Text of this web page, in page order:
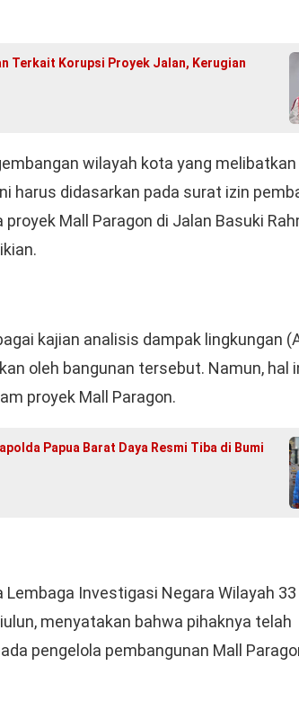
Terkait Korupsi Proyek Jalan, Kerugian
wilayah kota yang melibatkan
harus didasarkan pada surat izin
Mall Paragon di Jalan Basuki
kajian analisis dampak lingkungan
oleh bangunan tersebut. Namun, hal
proyek Mall Paragon.
Papua Barat Daya Resmi Tiba di Bumi
Lembaga Investigasi Negara Wilayah 33
menyatakan bahwa pihaknya telah
pengelola pembangunan Mall